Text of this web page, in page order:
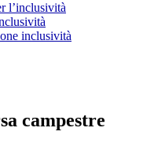
l’inclusività
inclusività
campestre